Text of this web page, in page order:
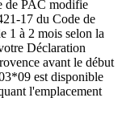
de PAC modifie
17 du Code de
1 à 2 mois selon la
Déclaration
avant le début
est disponible
l'emplacement